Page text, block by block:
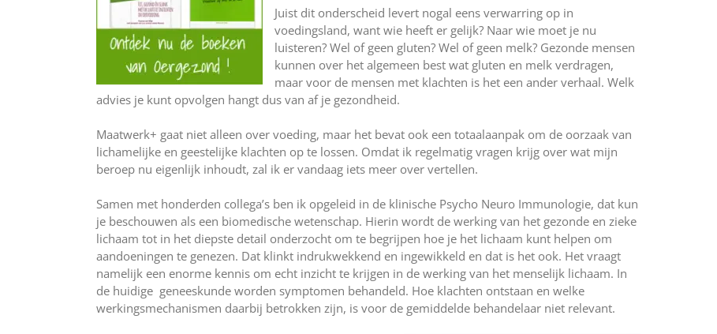
Juist dit onderscheid levert nogal eens verwarring op in
voedingsland, want wie heeft er gelijk? Naar wie moet je nu
luisteren? Wel of geen gluten? Wel of geen melk? Gezonde mensen
kunnen over het algemeen best wat gluten en melk verdragen,
maar voor de mensen met klachten is het een ander verhaal. Welk
advies je kunt opvolgen hangt dus van af je gezondheid.
Maatwerk+ gaat niet alleen over voeding, maar het bevat ook een totaalaanpak om de oorzaak van
lichamelijke en geestelijke klachten op te lossen. Omdat ik regelmatig vragen krijg over wat mijn
beroep nu eigenlijk inhoudt, zal ik er vandaag iets meer over vertellen.
Samen met honderden collega’s ben ik opgeleid in de klinische Psycho Neuro Immunologie, dat kun
je beschouwen als een biomedische wetenschap. Hierin wordt de werking van het gezonde en zieke
lichaam tot in het diepste detail onderzocht om te begrijpen hoe je het lichaam kunt helpen om
aandoeningen te genezen. Dat klinkt indrukwekkend en ingewikkeld en dat is het ook. Het vraagt
namelijk een enorme kennis om echt inzicht te krijgen in de werking van het menselijk lichaam. In
de huidige geneeskunde worden symptomen behandeld. Hoe klachten ontstaan en welke
werkingsmechanismen daarbij betrokken zijn, is voor de gemiddelde behandelaar niet relevant.